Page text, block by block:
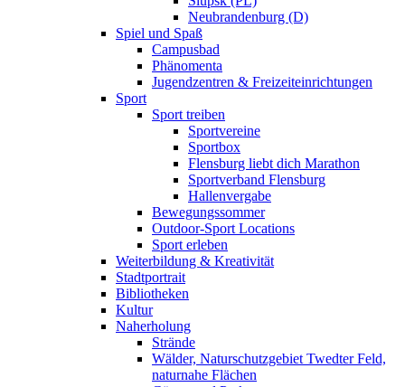
Neubrandenburg (D)
Spiel und Spaß
Campusbad
Phänomenta
Jugendzentren & Freizeiteinrichtungen
Sport
Sport treiben
Sportvereine
Sportbox
Flensburg liebt dich Marathon
Sportverband Flensburg
Hallenvergabe
Bewegungssommer
Outdoor-Sport Locations
Sport erleben
Weiterbildung & Kreativität
Stadtportrait
Bibliotheken
Kultur
Naherholung
Strände
Wälder, Naturschutzgebiet Twedter Feld,
naturnahe Flächen